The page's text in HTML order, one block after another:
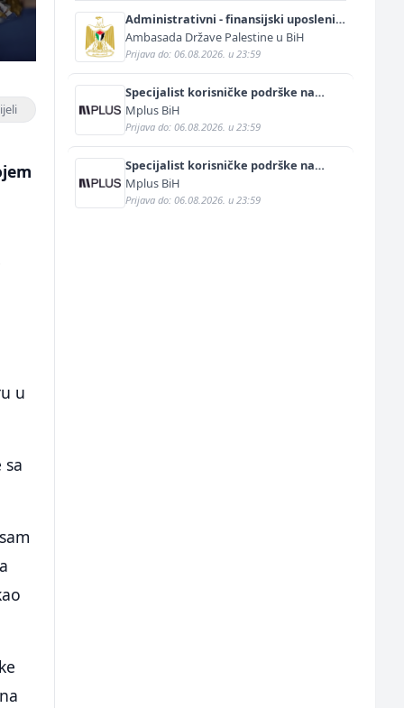
u
Administrativni - finansijski uposlenik
(m/ž)
Ambasada Države Palestine u BiH
Prijava do: 06.08.2026. u 23:59
Specijalist korisničke podrške na
njemačkom jeziku (m/ž)
Mplus BiH
Prijava do: 06.08.2026. u 23:59
Specijalist korisničke podrške na
njemačkom i engleskom jeziku (m/ž)
Mplus BiH
Prijava do: 06.08.2026. u 23:59